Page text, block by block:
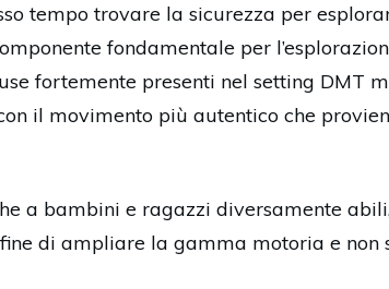
tempo trovare la sicurezza per
fondamentale per
fortemente presenti nel setting DMT
il movimento più autentico che
a bambini e ragazzi diversamente
di ampliare la gamma motoria e non